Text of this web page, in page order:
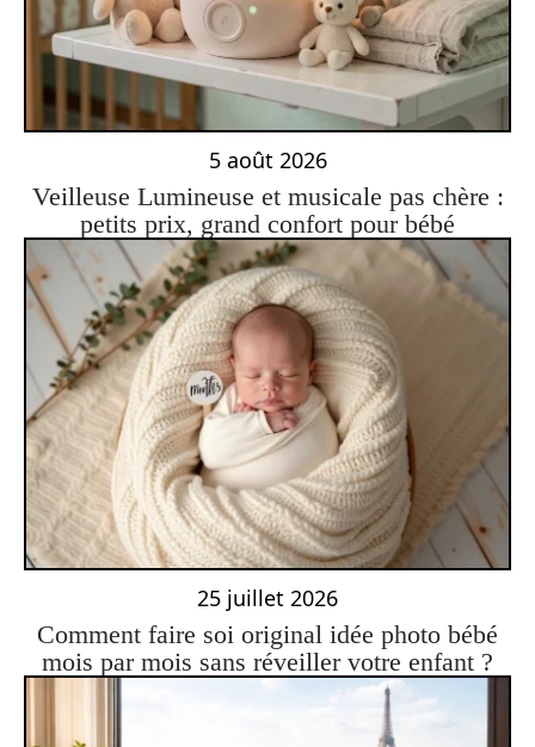
5 août 2026
Veilleuse Lumineuse et musicale pas chère :
petits prix, grand confort pour bébé
25 juillet 2026
Comment faire soi original idée photo bébé
mois par mois sans réveiller votre enfant ?